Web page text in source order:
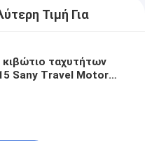
Τιμή Για
κιβώτιο ταχυτήτων
Sany Travel Motor